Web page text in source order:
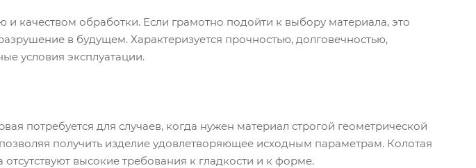
качеством обработки. Если грамотно подойти к выбору материала, это
в будущем. Характеризуется прочностью, долговечностью,
условия эксплуатации.
потребуется для случаев, когда нужен материал строгой геометрической
получить изделие удовлетворяющее исходным параметрам. Колотая
высокие требования к гладкости и к форме.